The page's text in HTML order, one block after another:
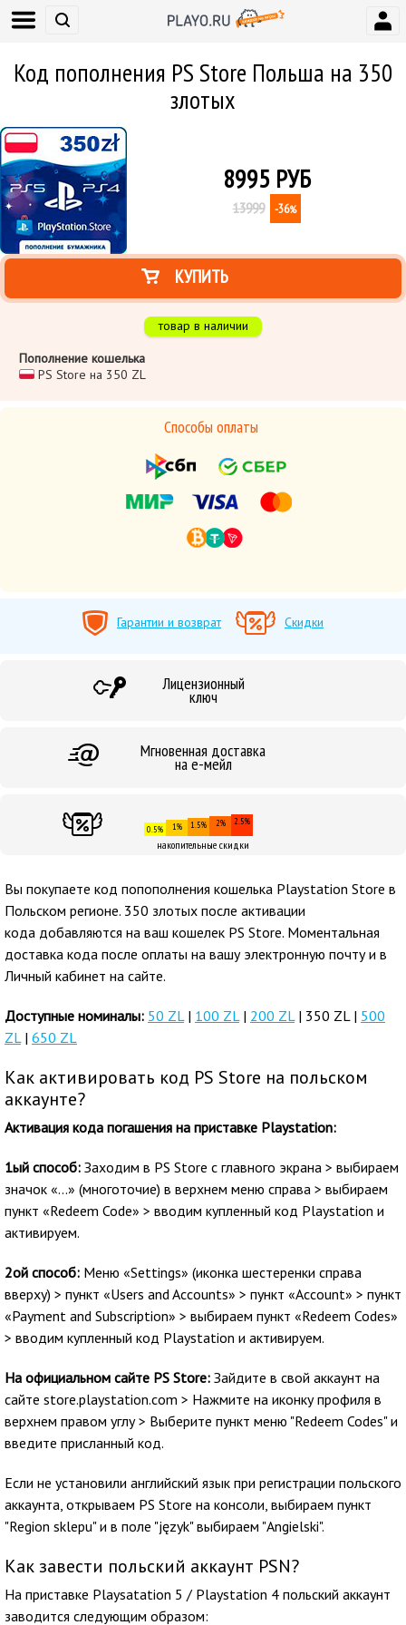
Код пополнения PS Store Польша на 350
злотых
8995РУБ
13999 -36%
КУПИТЬ
товар в наличии
Пополнение кошелька
PS Store на 350 ZL
Способы оплаты
Гарантии и возврат Скидки
Лицензионный
ключ
Мгновенная доставка
на е-мейл
0.5% 1% 1.5% 2% 2.5%
накопительные скидки
Вы покупаете код попополнения кошелька Playstation Store в
Польском регионе. 350 злотых после активации
кода добавляются на ваш кошелек PS Store. Моментальная
доставка кода после оплаты на вашу электронную почту и в
Личный кабинет на сайте.
Доступные номиналы: 50 ZL| 100 ZL| 200 ZL| 350 ZL | 500
ZL| 650 ZL
Как активировать код PS Store на польском
аккаунте?
Активация кода погашения на приставке Playstation:
1ый способ: Заходим в PS Store с главного экрана > выбираем
значок «…» (многоточие) в верхнем меню справа > выбираем
пункт «Redeem Code» > вводим купленный код Playstation и
активируем.
2ой способ: Меню «Settings» (иконка шестеренки справа
вверху) > пункт «Users and Accounts» > пункт «Account» > пункт
«Payment and Subscription» > выбираем пункт «Redeem Codes»
> вводим купленный код Playstation и активируем.
На официальном сайте PS Store: Зайдите в свой аккаунт на
сайте store.playstation.com > Нажмите на иконку профиля в
верхнем правом углу > Выберите пункт меню "Redeem Codes" и
введите присланный код.
Если не установили английский язык при регистрации польского
аккаунта, открываем PS Store на консоли, выбираем пункт
"Region sklepu" и в поле "język" выбираем "Angielski".
Как завести польский аккаунт PSN?
На приставке Playsatation 5 / Playstation 4 польский аккаунт
заводится следующим образом: